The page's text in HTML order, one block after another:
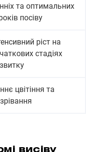
та оптимальних
посіву
ріст на
стадіях
цвітіння та
висіву